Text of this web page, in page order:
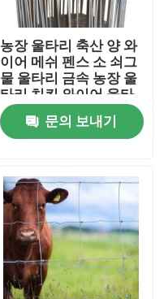
농장 울타리 축산 양 와
이어 메쉬 펜스 소 쇠그
물 울타리 금속 농장 울
타리 치킨 와이어 울타
리
문의 보내기